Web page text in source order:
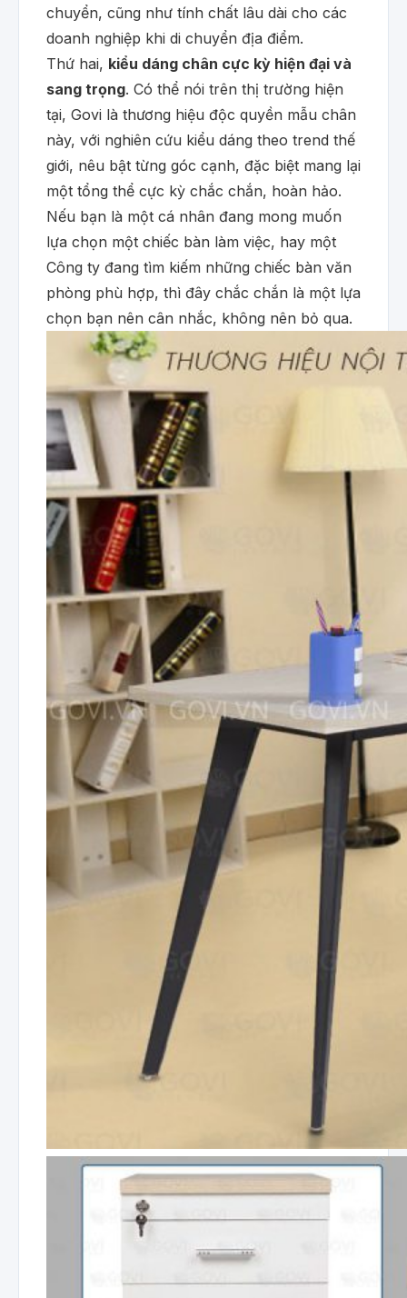
chuyển, cũng như tính chất lâu dài cho các
doanh nghiệp khi di chuyển địa điểm.
Thứ hai, kiểu dáng chân cực kỳ hiện đại và
sang trọng. Có thể nói trên thị trường hiện
tại, Govi là thương hiệu độc quyền mẫu chân
này, với nghiên cứu kiểu dáng theo trend thế
giới, nêu bật từng góc cạnh, đặc biệt mang lại
một tổng thể cực kỳ chắc chắn, hoàn hảo.
Nếu bạn là một cá nhân đang mong muốn
lựa chọn một chiếc bàn làm việc, hay một
Công ty đang tìm kiếm những chiếc bàn văn
phòng phù hợp, thì đây chắc chắn là một lựa
chọn bạn nên cân nhắc, không nên bỏ qua.